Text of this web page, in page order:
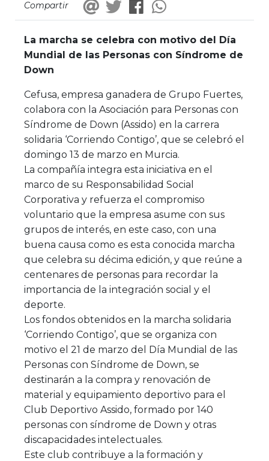
Compartir
La marcha se celebra con motivo del Día
Mundial de las Personas con Síndrome de
Down
Cefusa, empresa ganadera de Grupo Fuertes,
colabora con la Asociación para Personas con
Síndrome de Down (Assido) en la carrera
solidaria ‘Corriendo Contigo’, que se celebró el
domingo 13 de marzo en Murcia.
La compañía integra esta iniciativa en el
marco de su Responsabilidad Social
Corporativa y refuerza el compromiso
voluntario que la empresa asume con sus
grupos de interés, en este caso, con una
buena causa como es esta conocida marcha
que celebra su décima edición, y que reúne a
centenares de personas para recordar la
importancia de la integración social y el
deporte.
Los fondos obtenidos en la marcha solidaria
‘Corriendo Contigo’, que se organiza con
motivo el 21 de marzo del Día Mundial de las
Personas con Síndrome de Down, se
destinarán a la compra y renovación de
material y equipamiento deportivo para el
Club Deportivo Assido, formado por 140
personas con síndrome de Down y otras
discapacidades intelectuales.
Este club contribuye a la formación y